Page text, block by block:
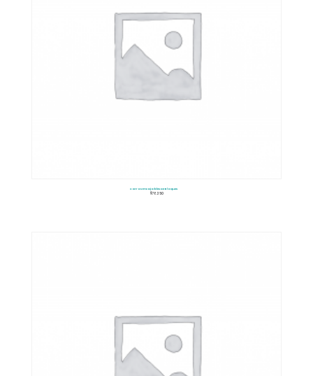
Carros Encajables De Bloques
$78.350